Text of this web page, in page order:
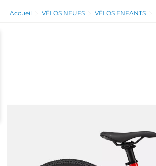
Accueil VÉLOS NEUFS VÉLOS ENFANTS